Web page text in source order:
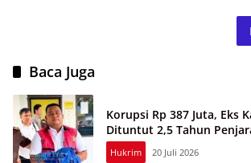
Baca Juga
Korupsi Rp 387 Juta, Eks
Dituntut 2,5 Tahun
Hukrim 20 Juli 2026